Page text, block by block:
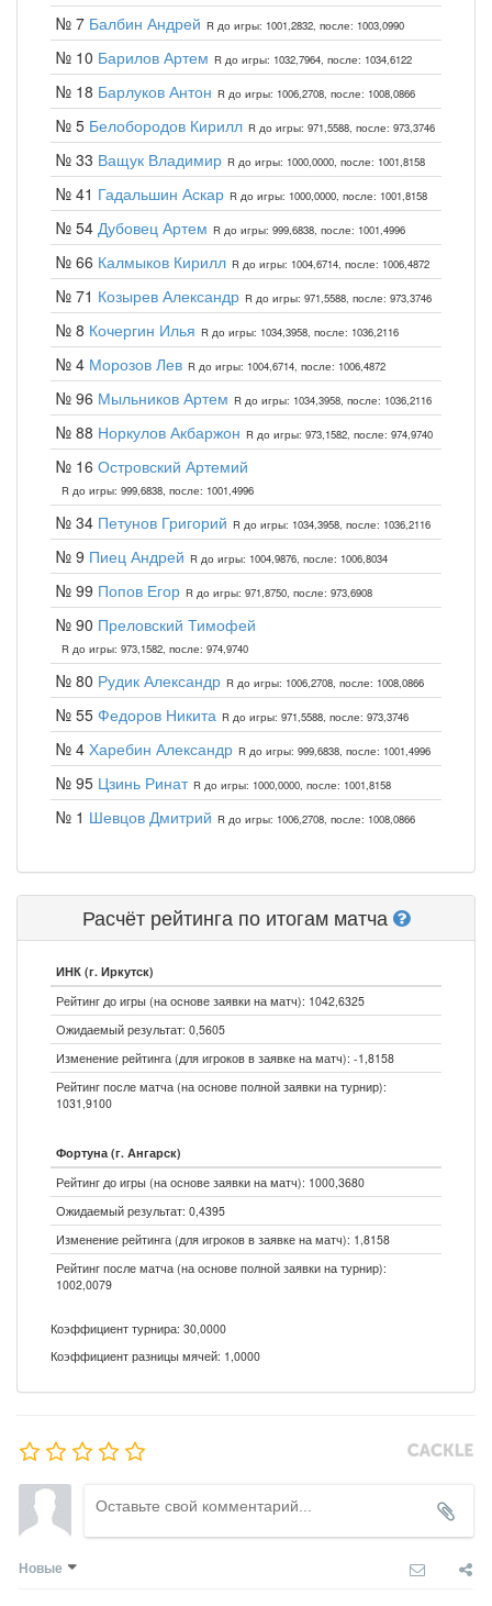
№ 7 Балбин Андрей R до игры: 1001,2832, после: 1003,0990
№ 10 Барилов Артем R до игры: 1032,7964, после: 1034,6122
№ 18 Барлуков Антон R до игры: 1006,2708, после: 1008,0866
№ 5 Белобородов Кирилл R до игры: 971,5588, после: 973,3746
№ 33 Ващук Владимир R до игры: 1000,0000, после: 1001,8158
№ 41 Гадальшин Аскар R до игры: 1000,0000, после: 1001,8158
№ 54 Дубовец Артем R до игры: 999,6838, после: 1001,4996
№ 66 Калмыков Кирилл R до игры: 1004,6714, после: 1006,4872
№ 71 Козырев Александр R до игры: 971,5588, после: 973,3746
№ 8 Кочергин Илья R до игры: 1034,3958, после: 1036,2116
№ 4 Морозов Лев R до игры: 1004,6714, после: 1006,4872
№ 96 Мыльников Артем R до игры: 1034,3958, после: 1036,2116
№ 88 Норкулов Акбаржон R до игры: 973,1582, после: 974,9740
№ 16 Островский Артемий
R до игры: 999,6838, после: 1001,4996
№ 34 Петунов Григорий R до игры: 1034,3958, после: 1036,2116
№ 9 Пиец Андрей R до игры: 1004,9876, после: 1006,8034
№ 99 Попов Егор R до игры: 971,8750, после: 973,6908
№ 90 Преловский Тимофей
R до игры: 973,1582, после: 974,9740
№ 80 Рудик Александр R до игры: 1006,2708, после: 1008,0866
№ 55 Федоров Никита R до игры: 971,5588, после: 973,3746
№ 4 Харебин Александр R до игры: 999,6838, после: 1001,4996
№ 95 Цзинь Ринат R до игры: 1000,0000, после: 1001,8158
№ 1 Шевцов Дмитрий R до игры: 1006,2708, после: 1008,0866
Расчёт рейтинга по итогам матча
ИНК (г. Иркутск)
Рейтинг до игры (на основе заявки на матч): 1042,6325
Ожидаемый результат: 0,5605
Изменение рейтинга (для игроков в заявке на матч): -1,8158
Рейтинг после матча (на основе полной заявки на турнир):
1031,9100
Фортуна (г. Ангарск)
Рейтинг до игры (на основе заявки на матч): 1000,3680
Ожидаемый результат: 0,4395
Изменение рейтинга (для игроков в заявке на матч): 1,8158
Рейтинг после матча (на основе полной заявки на турнир):
1002,0079
Коэффициент турнира: 30,0000
Коэффициент разницы мячей: 1,0000
Новые